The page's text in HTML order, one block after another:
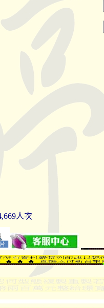
人次